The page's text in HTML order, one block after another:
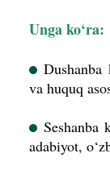
Unga ko‘ra:
va huquq
adabiyot,